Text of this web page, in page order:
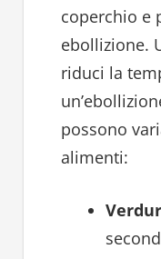
coperchio e
ebollizione.
riduci la
possono
alimenti: